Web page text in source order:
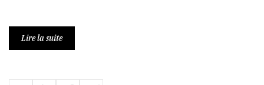
Lire la suite